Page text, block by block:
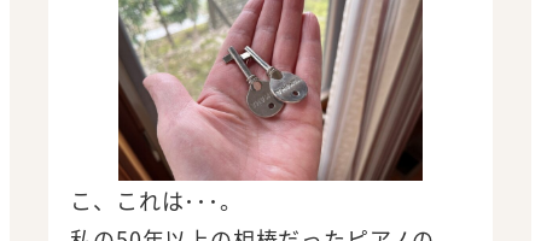
こ、これは･･･。